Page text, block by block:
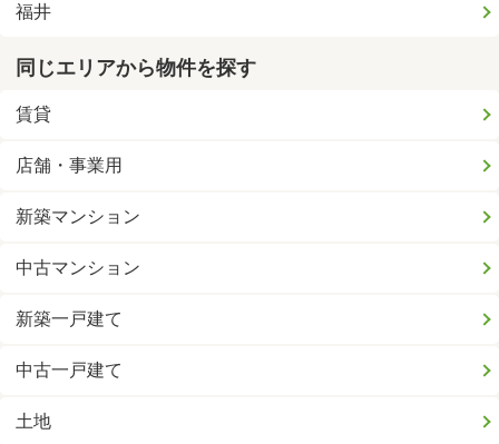
福井
同じエリアから物件を探す
賃貸
店舗・事業用
新築マンション
中古マンション
新築一戸建て
中古一戸建て
土地